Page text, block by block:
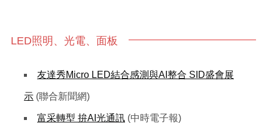
LED照明、光電、面板
友達秀Micro LED結合感測與AI整合 SID盛會展
示 (聯合新聞網)
富采轉型 拚AI光通訊 (中時電子報)